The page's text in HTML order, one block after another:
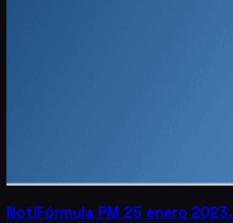
NotiFórmula PM 25 enero 2023.